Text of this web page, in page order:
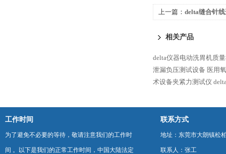
上一篇： delta缝合针
相关产品
delta仪器电动洗胃机质
泄漏负压测试设备 医用
术设备夹紧力测试仪
工作时间
为了避免不必要的等待，敬请注意我们的工作时
间 。以下是我们的正常工作时间，中国大陆法定
联系方式
地址：东莞市大朗镇松
联系人：张工